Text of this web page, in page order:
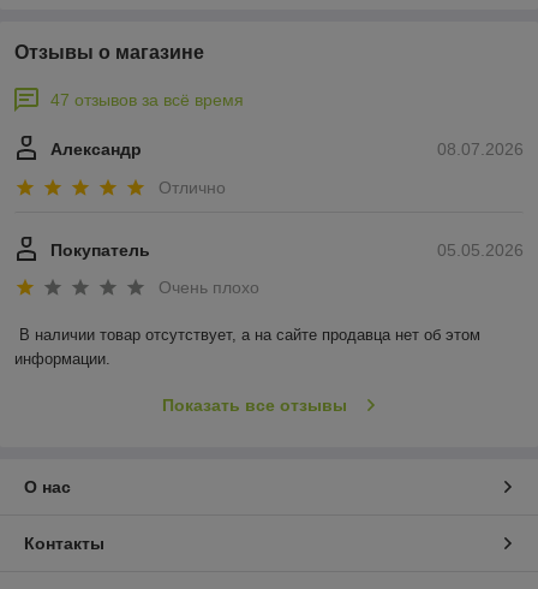
Отзывы о магазине
47 отзывов за всё время
08.07.2026
Александр
Отлично
05.05.2026
Покупатель
Очень плохо
В наличии товар отсутствует, а на сайте продавца нет об этом
информации.
Показать все отзывы
О нас
Контакты